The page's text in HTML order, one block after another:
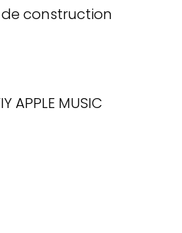
construction
APPLE MUSIC